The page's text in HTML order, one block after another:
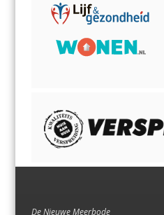
De Nieuwe Meerbode